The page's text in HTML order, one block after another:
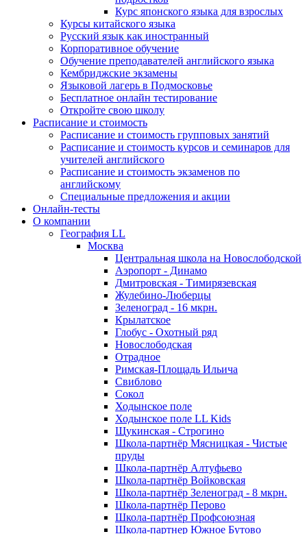
Курс японского языка для взрослых
Курсы китайского языка
Русский язык как иностранный
Корпоративное обучение
Обучение преподавателей английского языка
Кембриджские экзамены
Языковой лагерь в Подмосковье
Бесплатное онлайн тестирование
Откройте свою школу
Расписание и стоимость
Расписание и стоимость групповых занятий
Расписание и стоимость курсов и семинаров для
учителей английского
Расписание и стоимость экзаменов по
английскому
Специальные предложения и акции
Онлайн-тесты
О компании
География LL
Москва
Центральная школа на Новослободской
Аэропорт - Динамо
Дмитровская - Тимирязевская
Жулебино-Люберцы
Зеленоград - 16 мкрн.
Крылатское
Глобус - Охотный ряд
Новослободская
Отрадное
Римская-Площадь Ильича
Свиблово
Сокол
Ходынское поле
Ходынское поле LL Kids
Щукинская - Строгино
Школа-партнёр Мясницкая - Чистые
пруды
Школа-партнёр Алтуфьево
Школа-партнёр Войковская
Школа-партнёр Зеленоград - 8 мкрн.
Школа-партнёр Перово
Школа-партнёр Профсоюзная
Школа-партнер Южное Бутово